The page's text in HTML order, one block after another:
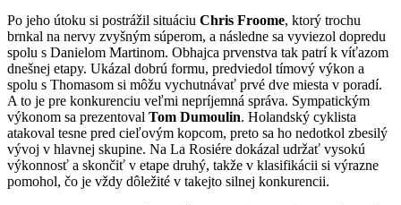
Po jeho útoku si postrážil situáciu Chris Froome, ktorý trochu
brnkal na nervy zvyšným súperom, a následne sa vyviezol dopredu
spolu s Danielom Martinom. Obhajca prvenstva tak patrí k víťazom
dnešnej etapy. Ukázal dobrú formu, predviedol tímový výkon a
spolu s Thomasom si môžu vychutnávať prvé dve miesta v poradí.
A to je pre konkurenciu veľmi nepríjemná správa. Sympatickým
výkonom sa prezentoval Tom Dumoulin. Holandský cyklista
atakoval tesne pred cieľovým kopcom, preto sa ho nedotkol zbesilý
vývoj v hlavnej skupine. Na La Rosiére dokázal udržať vysokú
výkonnosť a skončiť v etape druhý, takže v klasifikácii si výrazne
pomohol, čo je vždy dôležité v takejto silnej konkurencii.